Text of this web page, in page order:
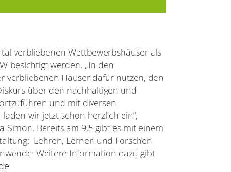
verbliebenen Wettbewerbshäuser als
besichtigt werden. „In den
verbliebenen Häuser dafür nutzen, den
über den nachhaltigen und
und mit diversen
wir jetzt schon herzlich ein“,
Bereits am 9.5 gibt es mit einem
Lehren, Lernen und Forschen
Weitere Information dazu gibt